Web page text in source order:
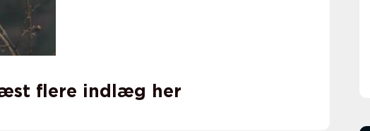
flere indlæg her